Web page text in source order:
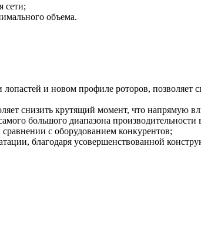
сети;
объема.
и новом профиле роторов, позволяет
снизить крутящий момент, что напрямую
большого диапазона производительности
с оборудованием конкурентов;
благодаря усовершенствованной